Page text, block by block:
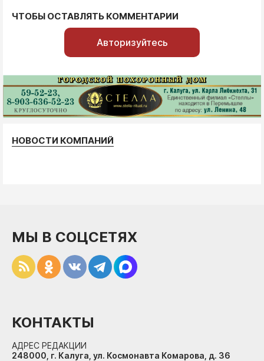
ЧТОБЫ ОСТАВЛЯТЬ КОММЕНТАРИИ
Авторизуйтесь
НОВОСТИ КОМПАНИЙ
МЫ В СОЦСЕТЯХ
КОНТАКТЫ
АДРЕС РЕДАКЦИИ
248000, г. Калуга, ул. Космонавта Комарова, д. 36